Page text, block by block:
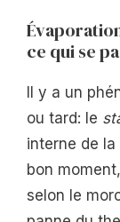
ce qui se
Il y a un
ou tard: le
interne de
bon
selon le